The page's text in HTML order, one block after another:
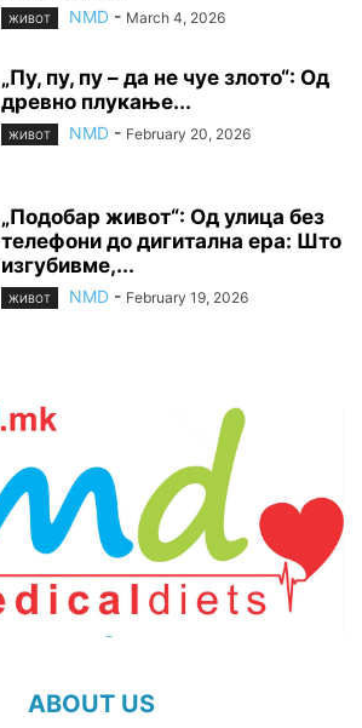
ЖИВОТ NMD - March 4, 2026
„Пу, пу, пу – да не чуе злото“: Од
древно плукање...
ЖИВОТ NMD - February 20, 2026
„Подобар живот“: Од улица без
телефони до дигитална ера: Што
изгубивме,...
ЖИВОТ NMD - February 19, 2026
ABOUT US